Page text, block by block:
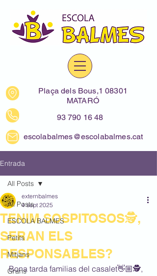
Plaça dels Bous,1 08301
MATARÓ
93 790 16 48
escolabalmes@escolabalmes.cat
Entrada
All Posts
ESCOLA BALMES
Petits
Mitjans
Grans
All Posts
TENIM SOSPITOSOS🕵,
SERAN ELS
RESPONSABLES?
externbalmes
4 sept 2025
Bona tarda familias del casalet👋🏼🕵,